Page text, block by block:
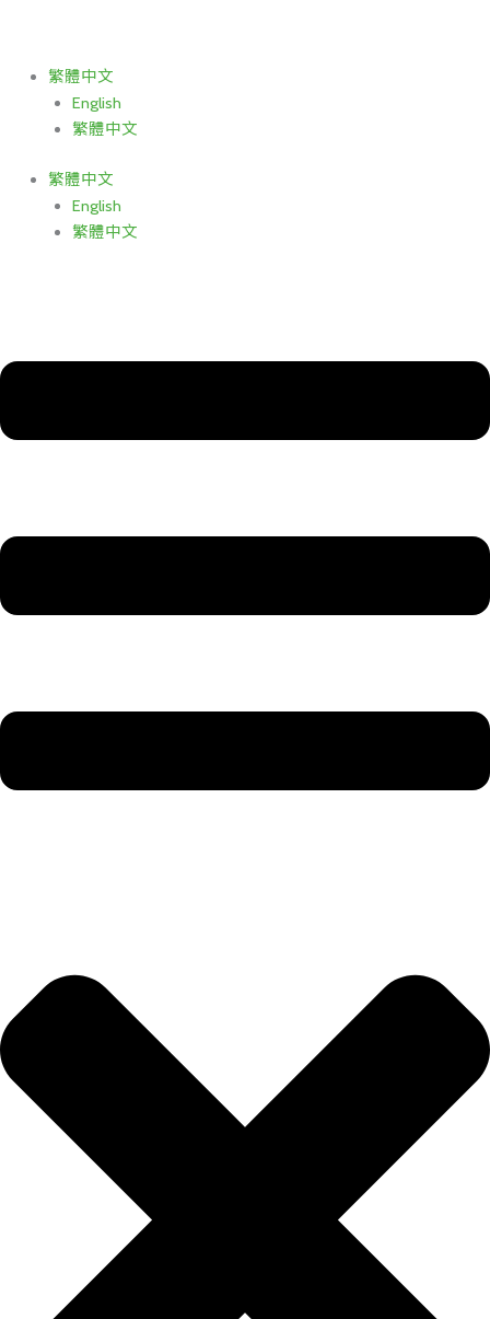
繁體中文
English
繁體中文
繁體中文
English
繁體中文